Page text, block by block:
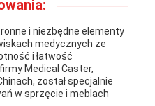
i niezbędne elementy
medycznych ze
i łatwość
Medical Caster,
został specjalnie
w sprzęcie i meblach